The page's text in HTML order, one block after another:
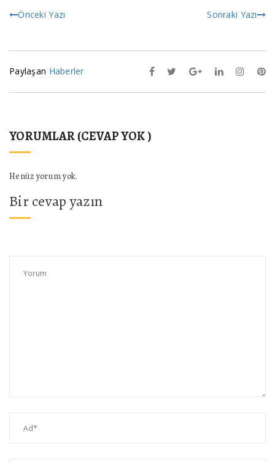
Önceki Yazı Sonraki Yazı
Paylaşan Haberler
YORUMLAR (CEVAP YOK )
Henüz yorum yok.
Bir cevap yazın